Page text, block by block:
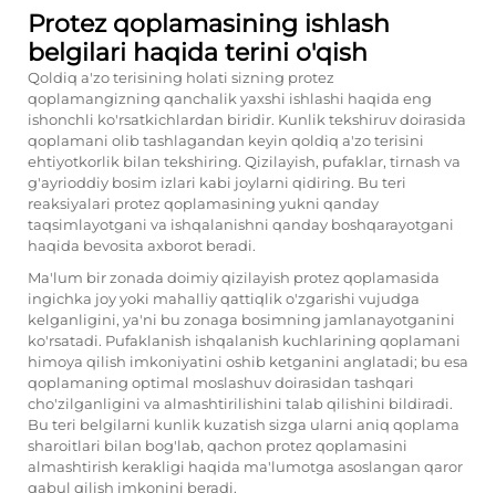
Protez qoplamasining ishlash
belgilari haqida terini o'qish
Qoldiq a'zo terisining holati sizning protez
qoplamangizning qanchalik yaxshi ishlashi haqida eng
ishonchli ko'rsatkichlardan biridir. Kunlik tekshiruv doirasida
qoplamani olib tashlagandan keyin qoldiq a'zo terisini
ehtiyotkorlik bilan tekshiring. Qizilayish, pufaklar, tirnash va
g'ayrioddiy bosim izlari kabi joylarni qidiring. Bu teri
reaksiyalari protez qoplamasining yukni qanday
taqsimlayotgani va ishqalanishni qanday boshqarayotgani
haqida bevosita axborot beradi.
Ma'lum bir zonada doimiy qizilayish protez qoplamasida
ingichka joy yoki mahalliy qattiqlik o'zgarishi vujudga
kelganligini, ya'ni bu zonaga bosimning jamlanayotganini
ko'rsatadi. Pufaklanish ishqalanish kuchlarining qoplamani
himoya qilish imkoniyatini oshib ketganini anglatadi; bu esa
qoplamaning optimal moslashuv doirasidan tashqari
cho'zilganligini va almashtirilishini talab qilishini bildiradi.
Bu teri belgilarni kunlik kuzatish sizga ularni aniq qoplama
sharoitlari bilan bog'lab, qachon protez qoplamasini
almashtirish kerakligi haqida ma'lumotga asoslangan qaror
qabul qilish imkonini beradi.